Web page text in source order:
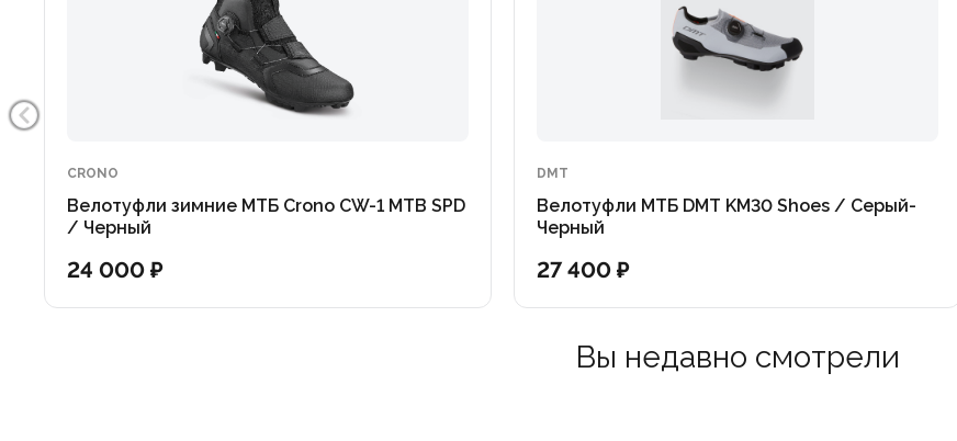
CRONO
Велотуфли зимние МТБ Crono CW-1 MTB SPD
/ Черный
24 000 ₽
DMT
Велотуфли МТБ DMT KM30 Shoes / Серый-
Черный
27 400 ₽
Вы недавно смотрели